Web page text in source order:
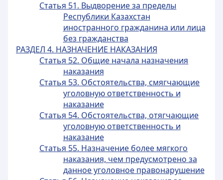
Статья 51. Выдворение за пределы
Республики Казахстан
иностранного гражданина или лица
без гражданства
РАЗДЕЛ 4. НАЗНАЧЕНИЕ НАКАЗАНИЯ
Статья 52. Общие начала назначения
наказания
Статья 53. Обстоятельства, смягчающие
уголовную ответственность и
наказание
Статья 54. Обстоятельства, отягчающие
уголовную ответственность и
наказание
Статья 55. Назначение более мягкого
наказания, чем предусмотрено за
данное уголовное правонарушение